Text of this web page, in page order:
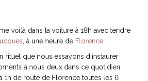
voilà dans la voiture à 18h avec tendre
, à une heure de Florence.
rituel que nous essayons d’instaurer
à nous deux dans ce quotidien
1h de route de Florence toutes les 6